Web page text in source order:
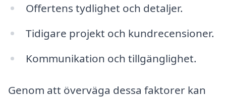
Offertens tydlighet och detaljer.
Tidigare projekt och kundrecensioner.
Kommunikation och tillgänglighet.
Genom att överväga dessa faktorer kan